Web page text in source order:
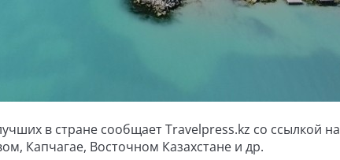
в стране сообщаетTravelpress.kz со ссылкой на
Капчагае, Восточном Казахстане и др.